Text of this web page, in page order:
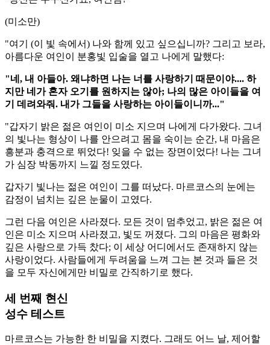
(미소만)
"여기 (이 빛 속에서) 나와 함께 있고 싶으십니까? 그리고 보라,
아름다운 여인이 분홍빛 입술을 열고 나에게 말했다:
"네, 내 아들아. 왜냐하면 나는 너를 사랑하기 때문이야.... 하
지만 네가 혼자 오기를 원하지는 않아; 나의 많은 아이들을 여
기 데려와줘. 내가 그들을 사랑하는 아이들이니까..."
"갑자기 밝은 젊은 여인이 미소 지으며 나에게 다가왔다. 그녀
의 빛나는 형상이 나를 안으려고 몸을 숙이는 순간, 내 마음은
흥분과 충격으로 뛰었다! 잊을 수 없는 장면이었다! 나는 그녀
가 심장 박동까지 느낄 정도였다.
갑자기 빛나는 젊은 여인이 그를 떠났다. 마르코스의 눈에는
감정이 넘치는 깊은 눈물이 고였다.
그런 다음 여인은 사라졌다. 모든 것이 멈추었고, 밝은 젊은 여
인은 미소 지으며 사라졌고, 빛도 꺼졌다. 그의 마음은 평화와
깊은 사랑으로 가득 찼다; 이 세상 어디에서도 존재하지 않는
사랑이었다. 사람들에게 두려움을 느껴 그는 본 것과 들은 것
을 모두 자신에게만 비밀로 간직하기로 했다.
세 번째 현신
성수 테스트
마르코스는 가능한 한 비밀을 지켰다. 그래도 어느 날, 제어할